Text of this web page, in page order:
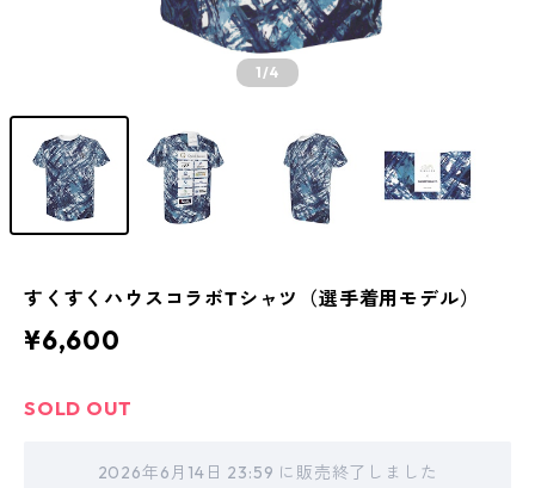
1/4
すくすくハウスコラボTシャツ（選手着用モデル）
¥6,600
SOLD OUT
2026年6月14日 23:59 に販売終了しました